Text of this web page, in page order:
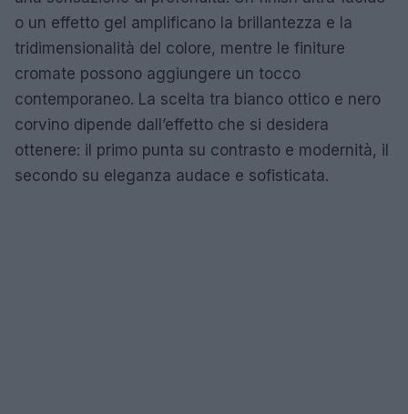
o un effetto gel amplificano la brillantezza e la
tridimensionalità del colore, mentre le finiture
cromate possono aggiungere un tocco
contemporaneo. La scelta tra bianco ottico e nero
corvino dipende dall’effetto che si desidera
ottenere: il primo punta su contrasto e modernità, il
secondo su eleganza audace e sofisticata.